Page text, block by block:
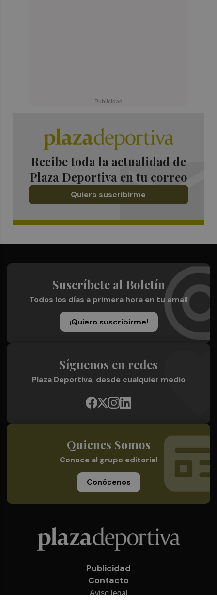
Recibe toda la actualidad de
Plaza Deportiva en tu correo
Quiero suscribirme
Suscríbete al Boletín
Todos los días a primera hora en tu email
¡Quiero suscribirme!
Síguenos en redes
Plaza Deportiva, desde cualquier medio
Quienes Somos
Conoce al grupo editorial
Conócenos
Publicidad
Contacto
Aviso legal